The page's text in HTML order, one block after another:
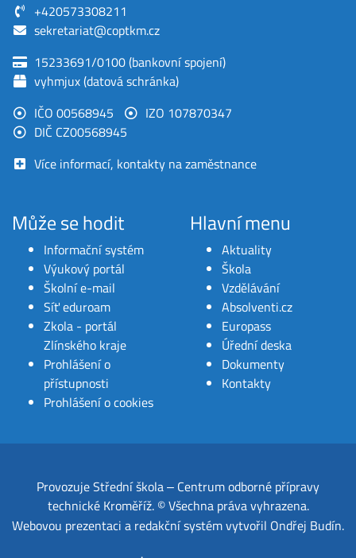
+420573308211
sekretariat@coptkm.cz
15233691/0100 (bankovní spojení)
vyhmjux (datová schránka)
IČO 00568945
IZO 107870347
DIČ CZ00568945
Více informací, kontakty na zaměstnance
Může se hodit
Informační systém
Výukový portál
Školní e-mail
Síť eduroam
Zkola - portál
Zlínského kraje
Prohlášení o
přístupnosti
Prohlášení o cookies
Hlavní menu
Aktuality
Škola
Vzdělávání
Absolventi.cz
Europass
Úřední deska
Dokumenty
Kontakty
ProvozujeStřední škola ‒ Centrum odborné přípravy
technické Kroměříž. © Všechna práva vyhrazena.
Webovou prezentaci a redakční systémvytvořil Ondřej Budín.